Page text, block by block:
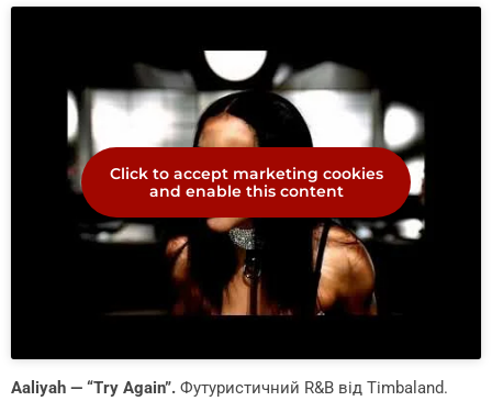
Click to accept marketing cookies
and enable this content
Aaliyah — “Try Again”. Футуристичний R&B від Timbaland.